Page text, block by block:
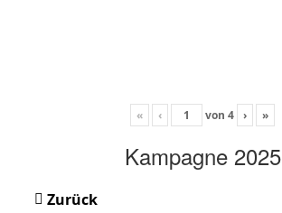
« ‹ von 4 › »
Kampagne 2025
Zurück